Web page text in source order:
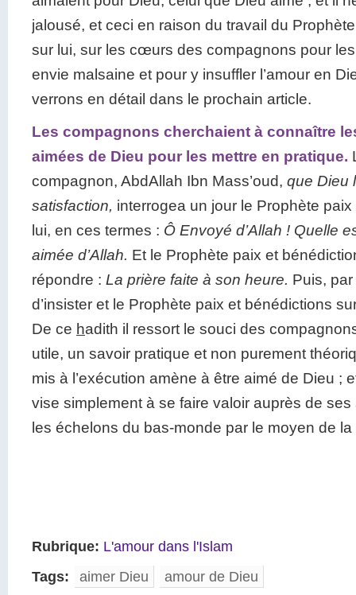
jalousé, et ceci en raison du travail du
sur lui, sur les cœurs des compagnons pour
envie malsaine et pour y insuffler l’amour en
verrons en détail dans le prochain article.
Les compagnons cherchaient à connaître
aimées de Dieu pour les mettre en pratique.
compagnon, AbdAllah Ibn Mass’oud, que Dieu
satisfaction, interrogea un jour le Prophète
lui, en ces termes : Ô Envoyé d’Allah ! Quelle
aimée d’Allah. Et le Prophète paix et
répondre : La prière faite à son heure. Puis,
d’insister et le Prophète paix et bénédictions
De ce hadith il ressort le souci des
utile, un savoir pratique et non purement
mis à l’exécution amène à être aimé de Dieu ;
vise simplement à se faire valoir auprès de
les échelons du bas-monde par le moyen de la
Rubrique: L'amour dans l'Islam
Tags:
aimer Dieu amour de Dieu